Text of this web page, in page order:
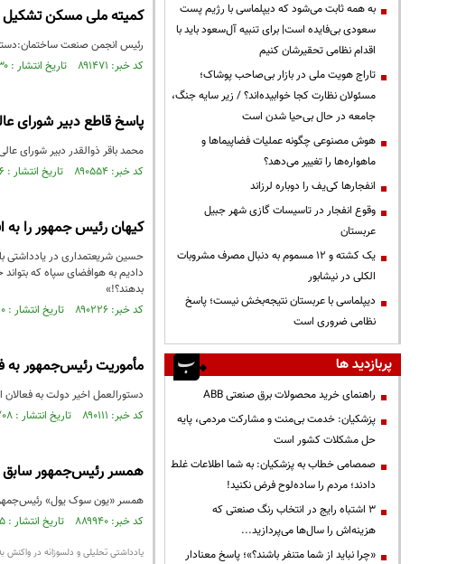
کمیته ملی مسکن
رئیس انجمن صنعت
کد خبر: ۸۹۱۴۷۱ تاریخ انتشار : ۱۴۰۵/۰۴/۳۰
پاسخ قاطع دبیر شورای
محمد باقر ذوالقدر دبیر شورای عالی امنیت:به رییس
کد خبر: ۸۹۰۵۵۴ تاریخ انتشار : ۱۴۰۵/۰۴/۱۶
کیهان رئیس جمهور را
دادیم به هوافضای سپاه که
بدهند؟!»
کد خبر: ۸۹۰۲۲۶ تاریخ انتشار : ۱۴۰۵/۰۴/۱۰
مأموریت رئیس‌جمهور به
دستورالعمل اخیر دولت به
کد خبر: ۸۹۰۱۱۱ تاریخ انتشار : ۱۴۰۵/۰۴/۰۸
همسر رئیس‌جمهور سابق کره جنوبی به
همسر «یون سوک یول» رئیس‌جمهور
کد خبر: ۸۸۹۹۴۰ تاریخ انتشار : ۱۴۰۵/۰۴/۰۵
یادداشتی تحلیلی و دلسوزانه در واکنش
به همه ثابت می‌شود که دیپلماسی با رژیم پست
سعودی بی‌فایده است| برای تنبیه آل‌سعود باید با
اقدام نظامی تحقیرشان کنیم
تاراج هویت ملی در بازار بی‌صاحب پوشاک؛
مسئولان نظارت کجا خوابیده‌اند؟ / زیر سایه جنگ،
جامعه در حال بی‌حیا شدن است
هوش مصنوعی چگونه عملیات فضاپیماها و
ماهواره‌ها را تغییر می‌دهد؟
انفجارها کی‌یف را دوباره لرزاند
وقوع انفجار در تاسیسات گازی شهر جبیل
عربستان
یک کشته و ۱۲ مسموم به دنبال مصرف مشروبات
الکلی در نیشابور
دیپلماسی با عربستان نتیجه‌بخش نیست؛ پاسخ
نظامی ضروری است
پربازدید ها
راهنمای خرید محصولات برق صنعتی ABB
پزشکیان: خدمت بی‌منت و مشارکت مردمی، پایه
حل مشکلات کشور است
صمصامی خطاب به پزشکیان: به شما اطلاعات غلط
دادند؛ مردم را ساده‌لوح فرض نکنید!
3 اشتباه رایج در انتخاب رنگ صنعتی که
هزینه‌اش را سال‌ها می‌پردازید...
«چرا نباید از شما متنفر باشند؟»؛ پاسخ معنادار